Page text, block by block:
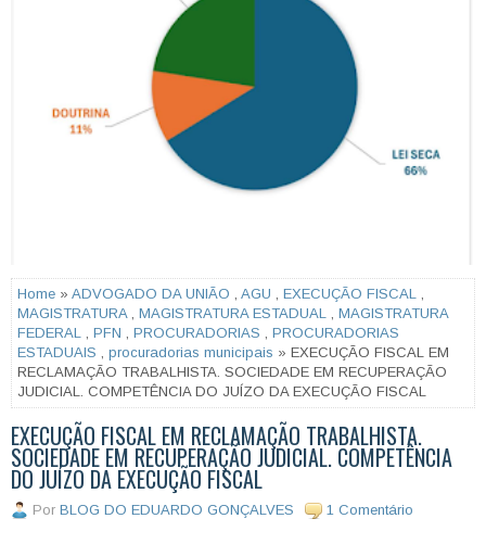
Home » ADVOGADO DA UNIÃO AGU EXECUÇÃO FISCAL
MAGISTRATURA
MAGISTRATURA ESTADUAL
MAGISTRATURA
FEDERAL
PFN PROCURADORIAS
PROCURADORIAS
ESTADUAIS
procuradorias municipais » EXECUÇÃO FISCAL EM
RECLAMAÇÃO TRABALHISTA. SOCIEDADE EM RECUPERAÇÃO
JUDICIAL. COMPETÊNCIA DO JUÍZO DA EXECUÇÃO FISCAL
EXECUÇÃO FISCAL EM RECLAMAÇÃO TRABALHISTA.
SOCIEDADE EM RECUPERAÇÃO JUDICIAL. COMPETÊNCIA
DO JUÍZO DA EXECUÇÃO FISCAL
Por BLOG DO EDUARDO GONÇALVES 1 Comentário